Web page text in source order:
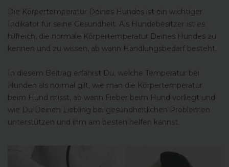
Die Körpertemperatur Deines Hundes ist ein wichtiger
Indikator für seine Gesundheit. Als Hundebesitzer ist es
hilfreich, die normale Körpertemperatur Deines Hundes zu
kennen und zu wissen, ab wann Handlungsbedarf besteht.
In diesem Beitrag erfährst Du, welche Temperatur bei
Hunden als normal gilt, wie man die Körpertemperatur
beim Hund misst, ab wann Fieber beim Hund vorliegt und
wie Du Deinen Liebling bei gesundheitlichen Problemen
unterstützen und ihm am besten helfen kannst.